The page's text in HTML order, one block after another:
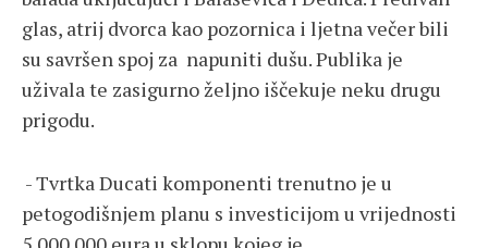
glas, atrij dvorca kao pozornica i ljetna večer bili
su savršen spoj za napuniti dušu. Publika je
uživala te zasigurno željno iščekuje neku drugu
prigodu.
- Tvrtka Ducati komponenti trenutno je u
petogodišnjem planu s investicijom u vrijednosti